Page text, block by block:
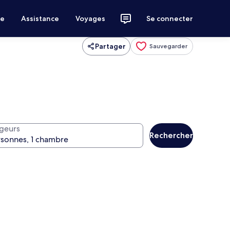
Assistance Voyages Se connecter
Partager Sauvegarder
Rechercher